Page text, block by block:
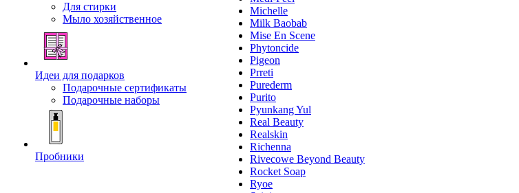
Для стирки
Мыло хозяйственное
Идеи для подарков
Подарочные сертификаты
Подарочные наборы
Пробники
Michelle
Milk Baobab
Mise En Scene
Phytoncide
Pigeon
Prreti
Purederm
Purito
Pyunkang Yul
Real Beauty
Realskin
Richenna
Rivecowe Beyond Beauty
Rocket Soap
Ryoe